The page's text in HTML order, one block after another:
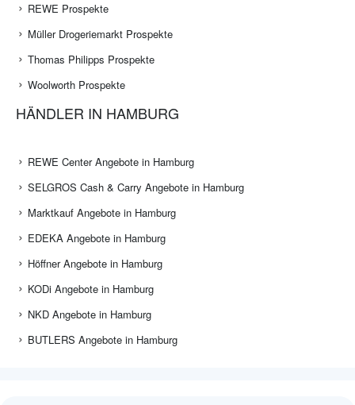
REWE Prospekte
Müller Drogeriemarkt Prospekte
Thomas Philipps Prospekte
Woolworth Prospekte
HÄNDLER IN HAMBURG
REWE Center Angebote in Hamburg
SELGROS Cash & Carry Angebote in Hamburg
Marktkauf Angebote in Hamburg
EDEKA Angebote in Hamburg
Höffner Angebote in Hamburg
KODi Angebote in Hamburg
NKD Angebote in Hamburg
BUTLERS Angebote in Hamburg